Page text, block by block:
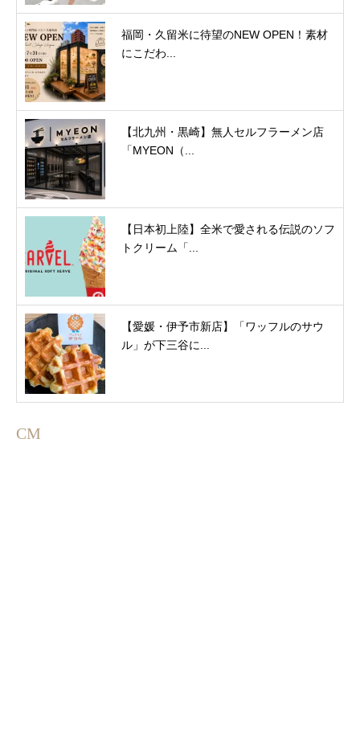
福岡・久留米に待望のNEW OPEN！素材
にこだわ...
【北九州・黒崎】無人セルフラーメン店
「MYEON（...
【日本初上陸】全米で愛される伝説のソフ
トクリーム「...
【愛媛・伊予市新店】「ワッフルのサウ
ル」が下三谷に...
CM